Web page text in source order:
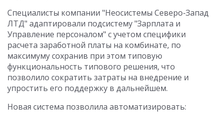
Специалисты компании "Неосистемы Северо-Запад
ЛТД" адаптировали подсистему "Зарплата и
Управление персоналом" с учетом специфики
расчета заработной платы на комбинате, по
максимуму сохранив при этом типовую
функциональность типового решения, что
позволило сократить затраты на внедрение и
упростить его поддержку в дальнейшем.
Новая система позволила автоматизировать: